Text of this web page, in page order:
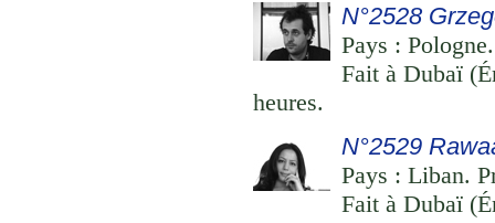
N°2528
Pays :
Fait à Dubaï
heures.
N°2529
Pays : Liban.
Fait à Dubaï